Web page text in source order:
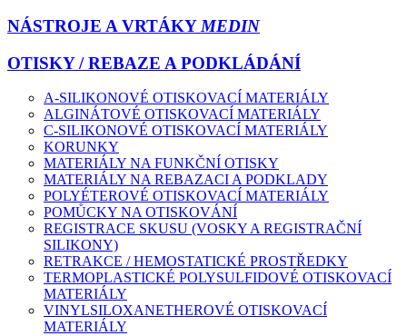
NÁSTROJE A VRTÁKY MEDIN
OTISKY / REBAZE A PODKLÁDÁNÍ
A-SILIKONOVÉ OTISKOVACÍ MATERIÁLY
ALGINÁTOVÉ OTISKOVACÍ MATERIÁLY
C-SILIKONOVÉ OTISKOVACÍ MATERIÁLY
KORUNKY
MATERIÁLY NA FUNKČNÍ OTISKY
MATERIÁLY NA REBAZACI A PODKLADY
POLYÉTEROVÉ OTISKOVACÍ MATERIÁLY
POMŮCKY NA OTISKOVÁNÍ
REGISTRACE SKUSU (VOSKY A REGISTRAČNÍ
SILIKONY)
RETRAKCE / HEMOSTATICKÉ PROSTŘEDKY
TERMOPLASTICKÉ POLYSULFIDOVÉ OTISKOVACÍ
MATERIÁLY
VINYLSILOXANETHEROVÉ OTISKOVACÍ
MATERIÁLY